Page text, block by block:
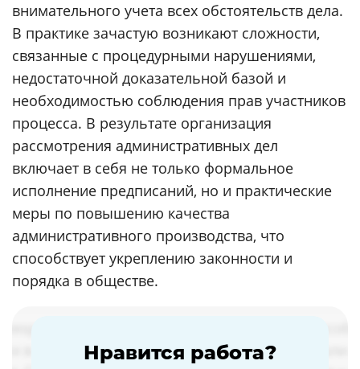
внимательного учета всех обстоятельств дела.
В практике зачастую возникают сложности,
связанные с процедурными нарушениями,
недостаточной доказательной базой и
необходимостью соблюдения прав участников
процесса. В результате организация
рассмотрения административных дел
включает в себя не только формальное
исполнение предписаний, но и практические
меры по повышению качества
административного производства, что
способствует укреплению законности и
порядка в обществе.
Нравится работа?